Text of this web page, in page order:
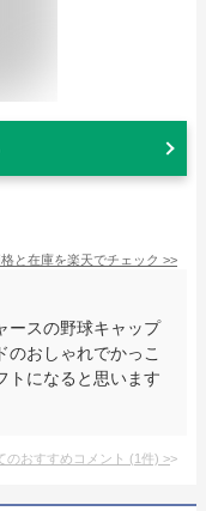
と在庫を楽天でチェック >>
ースの野球キャップ
のおしゃれでかっこ
トになると思います
のおすすめコメント (1件) >